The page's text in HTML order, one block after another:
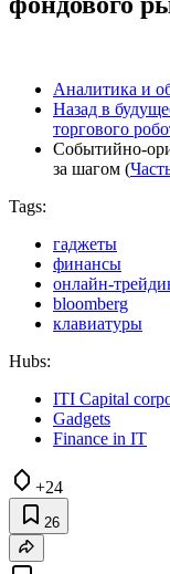
Аналитика и
Назад в
торгового
Событийно-
за шагом (
Tags:
гаджеты
финансы
онлайн-
bloomberg
клавиатуры
Hubs:
ITI Capital
Gadgets
Finance in IT
+24
26